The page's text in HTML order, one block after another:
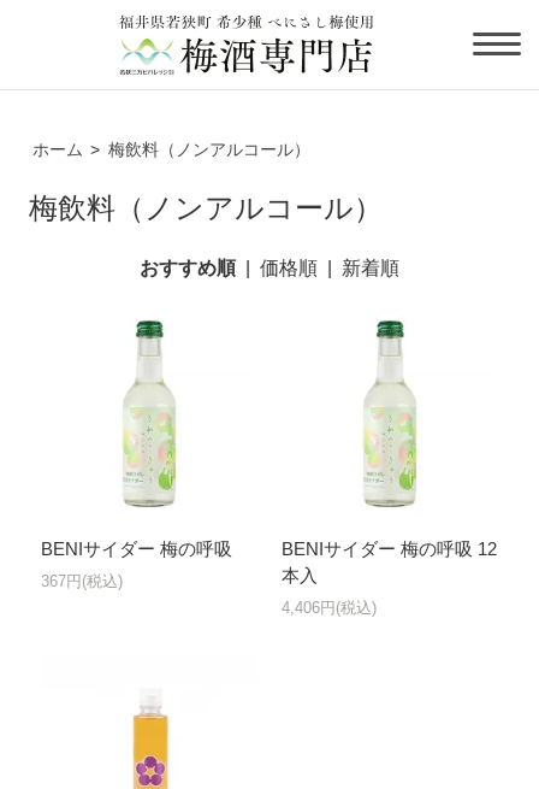
ホーム > 梅飲料（ノンアルコール）
梅飲料（ノンアルコール）
おすすめ順| 価格順 新着順
BENIサイダー 梅の呼吸
367円(税込)
BENIサイダー 梅の呼吸 12
本入
4,406円(税込)